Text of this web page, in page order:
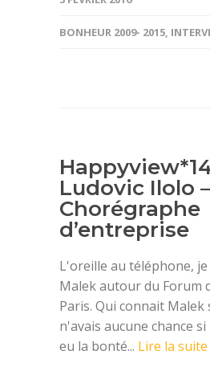
BONHEUR 2009- 2015,
Ludovic Ilolo –
Chorégraphe
d’entreprise
L'oreille au téléphone,
Malek autour du Forum
Paris. Qui connait Malek
n'avais aucune chance
eu la bonté... Lire la